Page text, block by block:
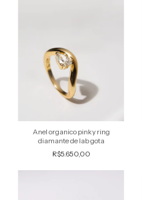
Anel organico pinky ring
diamante de lab gota
R$5.650,00